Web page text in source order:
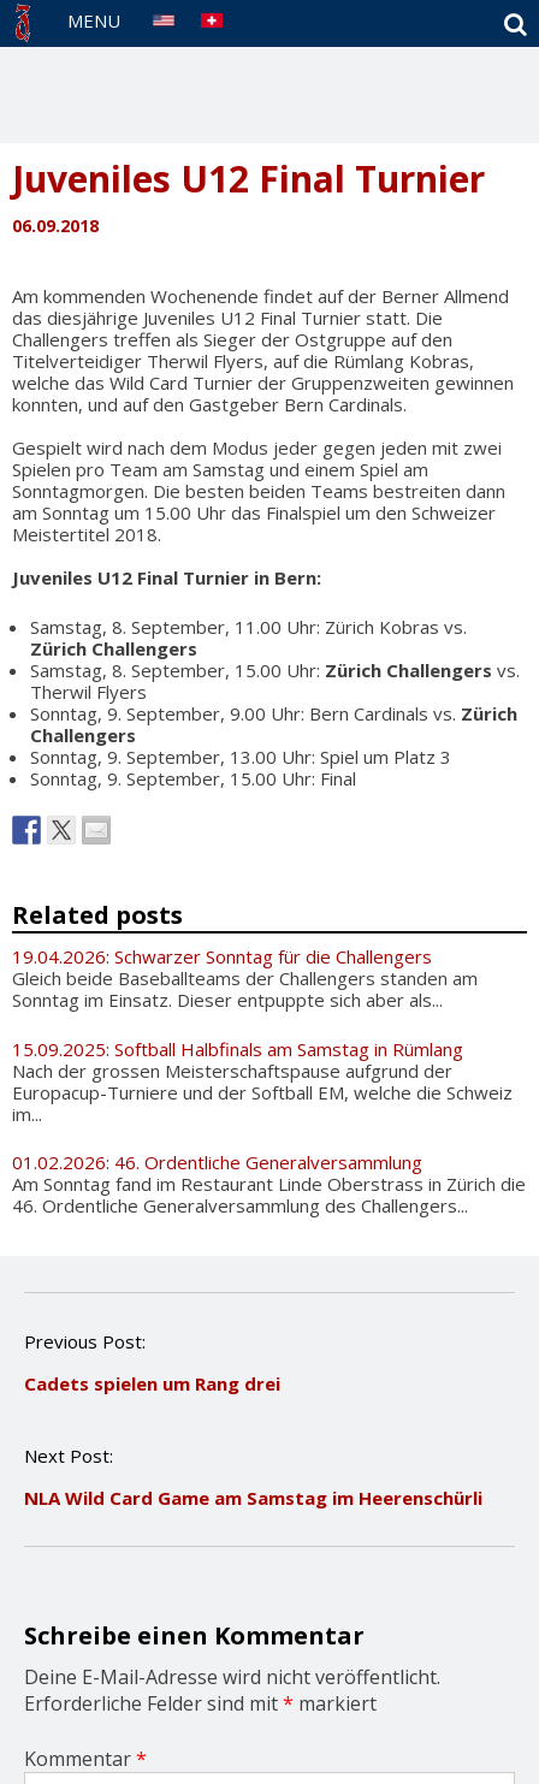
MENU
Juveniles U12 Final Turnier
06.09.2018
Am kommenden Wochenende findet auf der Berner Allmend
das diesjährige Juveniles U12 Final Turnier statt. Die
Challengers treffen als Sieger der Ostgruppe auf den
Titelverteidiger Therwil Flyers, auf die Rümlang Kobras,
welche das Wild Card Turnier der Gruppenzweiten gewinnen
konnten, und auf den Gastgeber Bern Cardinals.
Gespielt wird nach dem Modus jeder gegen jeden mit zwei
Spielen pro Team am Samstag und einem Spiel am
Sonntagmorgen. Die besten beiden Teams bestreiten dann
am Sonntag um 15.00 Uhr das Finalspiel um den Schweizer
Meistertitel 2018.
Juveniles U12 Final Turnier in Bern:
Samstag, 8. September, 11.00 Uhr: Zürich Kobras vs.
Zürich Challengers
Samstag, 8. September, 15.00 Uhr: Zürich Challengers vs.
Therwil Flyers
Sonntag, 9. September, 9.00 Uhr: Bern Cardinals vs. Zürich
Challengers
Sonntag, 9. September, 13.00 Uhr: Spiel um Platz 3
Sonntag, 9. September, 15.00 Uhr: Final
Related posts
19.04.2026: Schwarzer Sonntag für die Challengers
Gleich beide Baseballteams der Challengers standen am
Sonntag im Einsatz. Dieser entpuppte sich aber als...
15.09.2025: Softball Halbfinals am Samstag in Rümlang
Nach der grossen Meisterschaftspause aufgrund der
Europacup-Turniere und der Softball EM, welche die Schweiz
im...
01.02.2026: 46. Ordentliche Generalversammlung
Am Sonntag fand im Restaurant Linde Oberstrass in Zürich die
46. Ordentliche Generalversammlung des Challengers...
P
s
a
i
o
n
Previous Post:
Cadets spielen um Rang drei
Next Post:
NLA Wild Card Game am Samstag im Heerenschürli
Schreibe einen Kommentar
Deine E-Mail-Adresse wird nicht veröffentlicht.
Erforderliche Felder sind mit* markiert
Kommentar*